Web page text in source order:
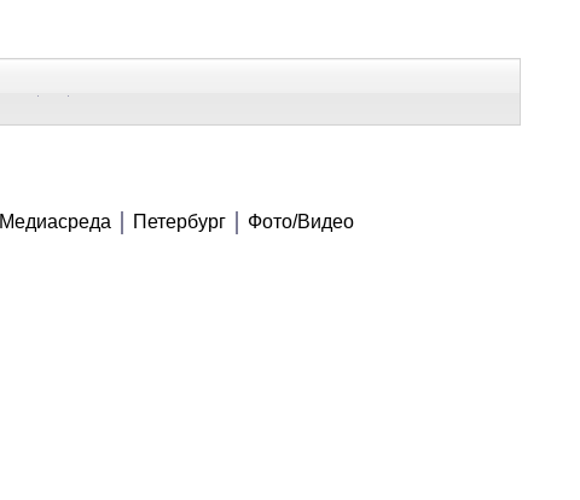
Медиасреда Петербург Фото/Видео